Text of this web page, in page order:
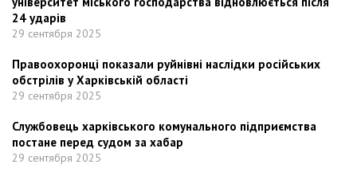
24 ударів
29 сентября 2025
Правоохоронці показали руйнівні наслідки російських
обстрілів у Харківській області
29 сентября 2025
Службовець харківського комунального підприємства
постане перед судом за хабар
29 сентября 2025